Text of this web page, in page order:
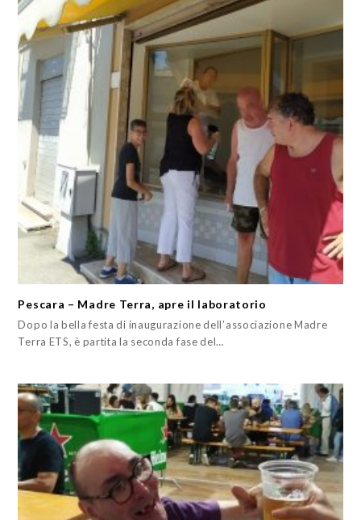
Pescara – Madre Terra, apre il laboratorio
Dopo la bella festa di inaugurazione dell’associazione Madre
Terra ETS, è partita la seconda fase del…